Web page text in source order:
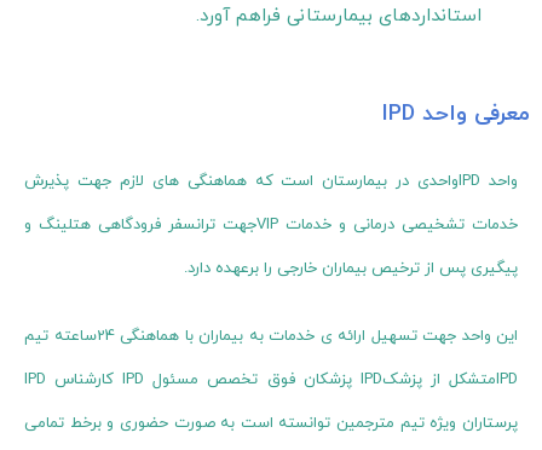
استانداردهای بیمارستانی فراهم آورد.
معرفی واحد IPD
واحد IPDواحدی در بیمارستان است که هماهنگی های لازم جهت پذیرش
خدمات تشخیصی درمانی و خدمات VIPجهت ترانسفر فرودگاهی هتلینگ و
پیگیری پس از ترخیص بیماران خارجی را برعهده دارد.
این واحد جهت تسهیل ارائه ی خدمات به بیماران با هماهنگی 24ساعته تیم
IPDمتشکل از پزشکIPD پزشکان فوق تخصص مسئول IPD کارشناس IPD
پرستاران ویژه تیم مترجمین توانسته است به صورت حضوری و برخط تمامی